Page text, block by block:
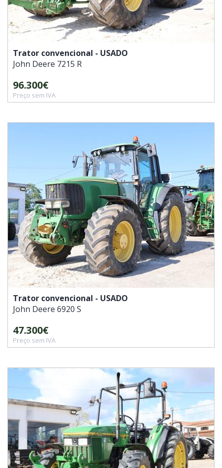
Trator convencional - USADO
John Deere 7215 R
96.300€
Preço sem IVA
Trator convencional - USADO
John Deere 6920 S
47.300€
Preço sem IVA